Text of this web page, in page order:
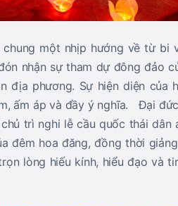
một nhịp hướng về từ bi
nhận sự tham dự đông đảo
địa phương. Sự hiện diện của
ấm áp và đầy ý nghĩa. Đại
trì nghi lễ cầu quốc thái dân
đêm hoa đăng, đồng thời
lòng hiếu kính, hiểu đạo và